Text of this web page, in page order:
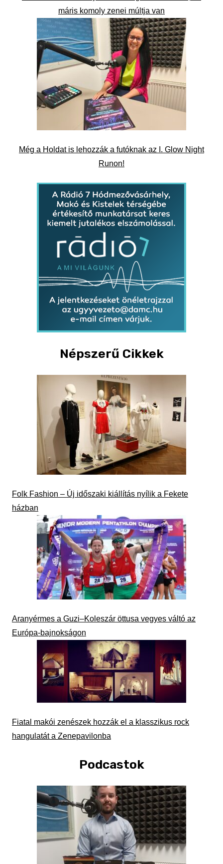
máris komoly zenei múltja van
Még a Holdat is lehozzák a futóknak az I. Glow Night
Runon!
Népszerű Cikkek
Folk Fashion – Új időszaki kiállítás nyílik a Fekete
házban
Aranyérmes a Guzi–Koleszár öttusa vegyes váltó az
Európa-bajnokságon
Fiatal makói zenészek hozzák el a klasszikus rock
hangulatát a Zenepavilonba
Podcastok